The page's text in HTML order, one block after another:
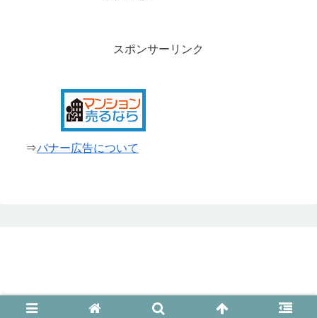
スポンサーリンク
⇒バナー広告について
© 2014 新宿タウン＠新宿情報満載.